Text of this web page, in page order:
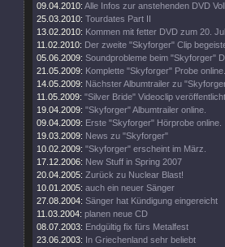
09.04.2010: Alle Infos zur anstehenden DVD
25.03.2010: Tourdates Part II
13.02.2010: Kommen mit fetter DVD zum 20.
11.02.2010: Der zweite "Skyforger" Clip
05.06.2009: Soundprobleme beim "Skyforger"
21.05.2009: Komplette "Skyforger" Probe online.
14.05.2009: Nächster Albumtrailer zu
11.05.2009: "Silver Bride" Videoclip
19.04.2009: "Skyforger" Albumtrailer online.
09.04.2009: Erste "Skyforger" Hörprobe online.
19.03.2009: News zu "Skyforger"
10.02.2009: "Skyforger" erscheint im März.
17.12.2006: New Stuff in Spring 2007
20.04.2005: Zurück zu Nuclear Blast!
10.01.2005: auch ein neuer Sänger
27.08.2004: Sänger hat Kündigung eingereicht
11.03.2004: planen neue CD
08.07.2003: Endgültig fix fürs Metalfest
23.06.2003: In Griechenland sehr beliebt